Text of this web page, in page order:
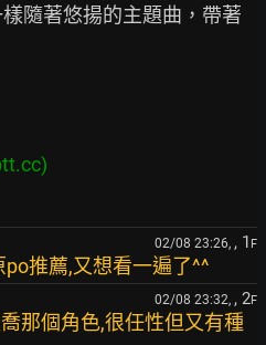
02/08 23:26, , 1 F
推薦,又想看一遍了^^
02/08 23:32, , 2F
那個角色,很任性但又有種